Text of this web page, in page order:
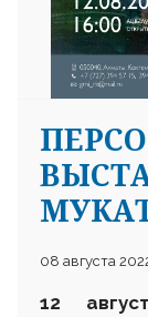
08 августа
12